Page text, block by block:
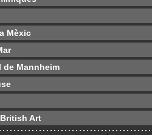
Mèxic
de Mannheim
Art